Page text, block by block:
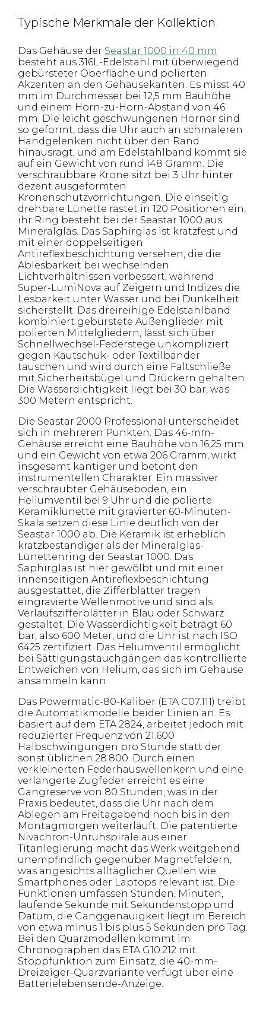
Typische Merkmale der Kollektion
Das Gehäuse der Seastar 1000 in 40 mm
besteht aus 316L-Edelstahl mit überwiegend
gebürsteter Oberfläche und polierten
Akzenten an den Gehäusekanten. Es misst 40
mm im Durchmesser bei 12,5 mm Bauhöhe
und einem Horn-zu-Horn-Abstand von 46
mm. Die leicht geschwungenen Hörner sind
so geformt, dass die Uhr auch an schmaleren
Handgelenken nicht über den Rand
hinausragt, und am Edelstahlband kommt sie
auf ein Gewicht von rund 148 Gramm. Die
verschraubbare Krone sitzt bei 3 Uhr hinter
dezent ausgeformten
Kronenschutzvorrichtungen. Die einseitig
drehbare Lünette rastet in 120 Positionen ein,
ihr Ring besteht bei der Seastar 1000 aus
Mineralglas. Das Saphirglas ist kratzfest und
mit einer doppelseitigen
Antireflexbeschichtung versehen, die die
Ablesbarkeit bei wechselnden
Lichtverhältnissen verbessert, während
Super-LumiNova auf Zeigern und Indizes die
Lesbarkeit unter Wasser und bei Dunkelheit
sicherstellt. Das dreireihige Edelstahlband
kombiniert gebürstete Außenglieder mit
polierten Mittelgliedern, lässt sich über
Schnellwechsel-Federstege unkompliziert
gegen Kautschuk- oder Textilbänder
tauschen und wird durch eine Faltschließe
mit Sicherheitsbügel und Drückern gehalten.
Die Wasserdichtigkeit liegt bei 30 bar, was
300 Metern entspricht.
Die Seastar 2000 Professional unterscheidet
sich in mehreren Punkten. Das 46-mm-
Gehäuse erreicht eine Bauhöhe von 16,25 mm
und ein Gewicht von etwa 206 Gramm, wirkt
insgesamt kantiger und betont den
instrumentellen Charakter. Ein massiver
verschraubter Gehäuseboden, ein
Heliumventil bei 9 Uhr und die polierte
Keramiklünette mit gravierter 60-Minuten-
Skala setzen diese Linie deutlich von der
Seastar 1000 ab. Die Keramik ist erheblich
kratzbeständiger als der Mineralglas-
Lünettenring der Seastar 1000. Das
Saphirglas ist hier gewölbt und mit einer
innenseitigen Antireflexbeschichtung
ausgestattet, die Zifferblätter tragen
eingravierte Wellenmotive und sind als
Verlaufszifferblätter in Blau oder Schwarz
gestaltet. Die Wasserdichtigkeit beträgt 60
bar, also 600 Meter, und die Uhr ist nach ISO
6425 zertifiziert. Das Heliumventil ermöglicht
bei Sättigungstauchgängen das kontrollierte
Entweichen von Helium, das sich im Gehäuse
ansammeln kann.
Das Powermatic-80-Kaliber (ETA C07.111) treibt
die Automatikmodelle beider Linien an. Es
basiert auf dem ETA 2824, arbeitet jedoch mit
reduzierter Frequenz von 21.600
Halbschwingungen pro Stunde statt der
sonst üblichen 28.800. Durch einen
verkleinerten Federhauswellenkern und eine
verlängerte Zugfeder erreicht es eine
Gangreserve von 80 Stunden, was in der
Praxis bedeutet, dass die Uhr nach dem
Ablegen am Freitagabend noch bis in den
Montagmorgen weiterläuft. Die patentierte
Nivachron-Unruhspirale aus einer
Titanlegierung macht das Werk weitgehend
unempfindlich gegenüber Magnetfeldern,
was angesichts alltäglicher Quellen wie
Smartphones oder Laptops relevant ist. Die
Funktionen umfassen Stunden, Minuten,
laufende Sekunde mit Sekundenstopp und
Datum, die Ganggenauigkeit liegt im Bereich
von etwa minus 1 bis plus 5 Sekunden pro Tag.
Bei den Quarzmodellen kommt im
Chronographen das ETA G10.212 mit
Stoppfunktion zum Einsatz, die 40-mm-
Dreizeiger-Quarzvariante verfügt über eine
Batterielebensende-Anzeige.